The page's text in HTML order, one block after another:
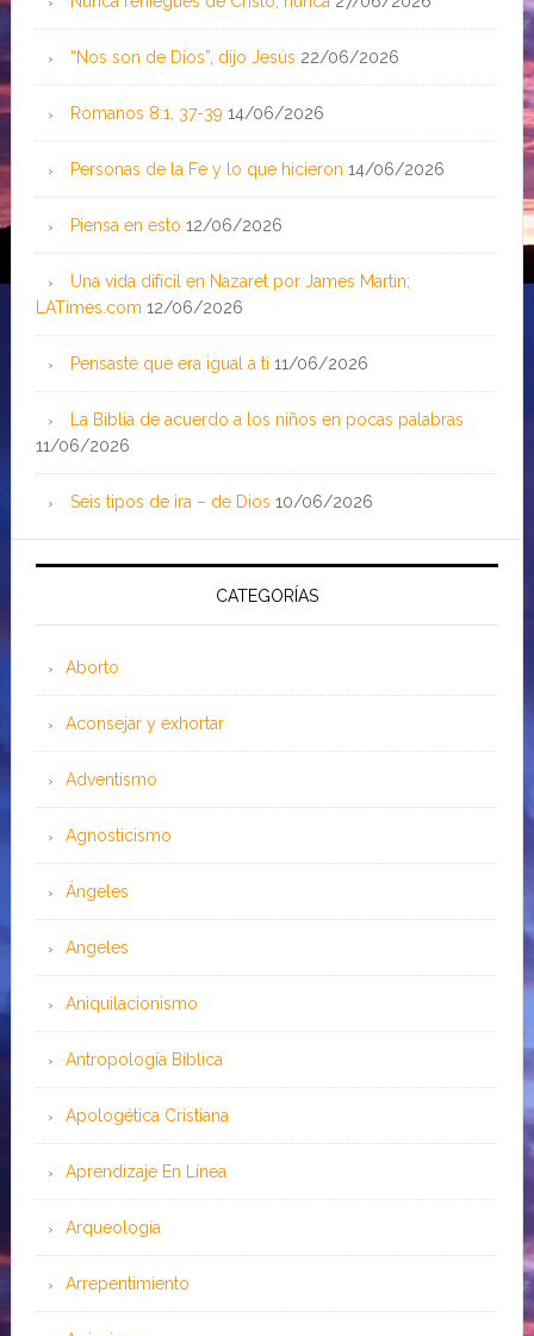
“Nos son de Dios”, dijo Jesús 22/06/2026
Romanos 8:1, 37-39 14/06/2026
Personas de la Fe y lo que hicieron 14/06/2026
Piensa en esto 12/06/2026
Una vida difícil en Nazaret por James Martin;
LATimes.com 12/06/2026
Pensaste que era igual a ti 11/06/2026
La Biblia de acuerdo a los niños en pocas palabras
11/06/2026
Seis tipos de ira – de Dios 10/06/2026
CATEGORÍAS
Aborto
Aconsejar y exhortar
Adventismo
Agnosticismo
Ángeles
Angeles
Aniquilacionismo
Antropología Bíblica
Apologética Cristiana
Aprendizaje En Línea
Arqueología
Arrepentimiento